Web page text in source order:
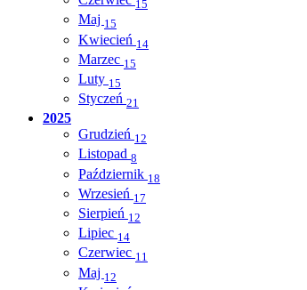
15
Maj 15
Kwiecień 14
Marzec 15
Luty 15
Styczeń 21
2025
Grudzień 12
Listopad 8
Październik 18
Wrzesień 17
Sierpień 12
Lipiec 14
Czerwiec 11
Maj 12